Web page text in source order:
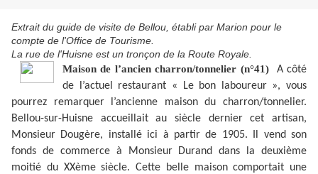
Extrait du guide de visite de Bellou, établi par Marion pour le
compte de l'Office de Tourisme.
La rue de l'Huisne est un tronçon de la Route Royale.
Maison de l’ancien charron/tonnelier (n°41)
A côté
de l’actuel restaurant « Le bon laboureur », vous
pourrez remarquer l’ancienne maison du charron/tonnelier.
Bellou-sur-Huisne accueillait au siècle dernier cet artisan,
Monsieur Dougère, installé ici à partir de 1905. Il vend son
fonds de commerce à Monsieur Durand dans la deuxième
moitié du XXème siècle. Cette belle maison comportait une